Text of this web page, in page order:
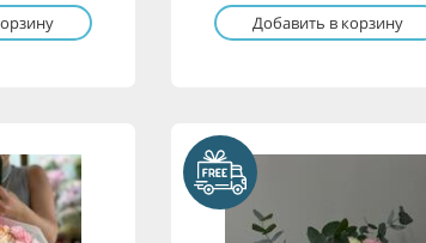
Добавить в корзину